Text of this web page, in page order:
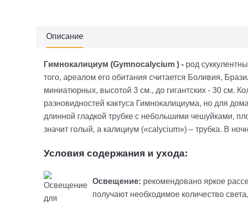
Описание
Гимнокалициум (Gymnocalycium ) - род
того, ареалом его обитания считается Боливия,
миниатюрных, высотой 3 см., до гигантских - 30 см.
разновидностей кактуса Гимнокалициума, но для
длинной гладкой трубке с небольшими чешуйками,
значит голый, а калициум («calycium») – трубка. В
Условия содержания и ухода:
Освещение: рекомендовано яркое
получают необходимое количество